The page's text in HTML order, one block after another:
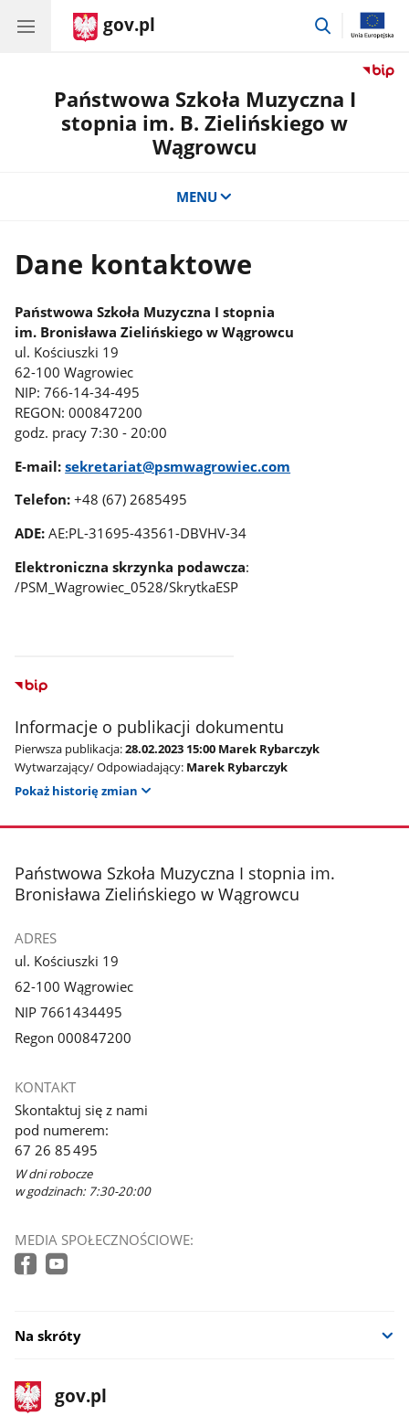
gov.pl
przejdź
Państwowa Szkoła Muzyczna I
stopnia im. B. Zielińskiego w
Wągrowcu
MENU
Dane kontaktowe
Państwowa Szkoła Muzyczna I stopnia
im. Bronisława Zielińskiego w Wągrowcu
ul. Kościuszki 19
62-100 Wagrowiec
NIP: 766-14-34-495
REGON: 000847200
godz. pracy 7:30 - 20:00
E-mail:sekretariat@psmwagrowiec.com
Telefon:+48 (67) 2685495
ADE:AE:PL-31695-43561-DBVHV-34
Elektroniczna skrzynka podawcza:
/PSM_Wagrowiec_0528/SkrytkaESP
Informacje o publikacji dokumentu
Pierwsza publikacja:28.02.2023 15:00 Marek Rybarczyk
Wytwarzający/ Odpowiadający: Marek Rybarczyk
Pokaż historię zmian
stopka
Państwowa Szkoła Muzyczna I stopnia im.
Bronisława Zielińskiego w Wągrowcu
ADRES
ul. Kościuszki 19
62-100 Wągrowiec
NIP 7661434495
Regon 000847200
KONTAKT
Skontaktuj się z nami
pod numerem:
67 26 85 495
W dni robocze
w godzinach: 7:30-20:00
MEDIA SPOŁECZNOŚCIOWE:
Na skróty
stopka
gov.pl
Strona
gov.pl